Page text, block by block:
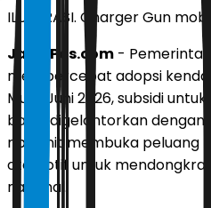
ILUSTRASI. Charger Gun
JawaPos.com -
mempercepat adopsi
Mulai Juni 2026, subsidi
bakal digelontorkan dengan
ribu unit membuka peluang
otomotif untuk
nasional.